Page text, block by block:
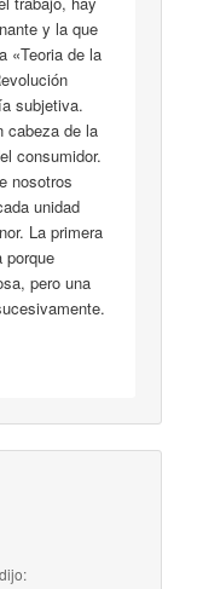
y la que
«Teoria de la
subjetiva.
cabeza de la
consumidor.
nosotros
unidad
La primera
porque
pero una
dijo: